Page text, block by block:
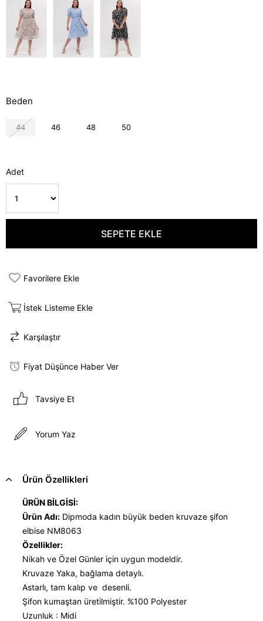
Beden
44 46 48 50
Adet
Favorilere Ekle
İstek Listeme Ekle
Karşılaştır
Fiyat Düşünce Haber Ver
Tavsiye Et
Yorum Yaz
Ürün Özellikleri
ÜRÜN BİLGİSİ:
Ürün Adı: Dipmoda kadın büyük beden kruvaze şifon
elbise NM8063
Özellikler:
Nikah ve Özel Günler için uygun modeldir.
Kruvaze Yaka, bağlama detaylı.
Astarlı, tam kalıp ve desenli.
Şifon kumaştan üretilmiştir. %100 Polyester
Uzunluk : Midi